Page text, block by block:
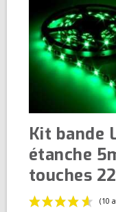
Kit bande
étanche
touches